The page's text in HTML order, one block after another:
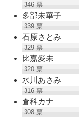
346票
多部未華子
339票
石原さとみ
329票
比嘉愛未
320票
水川あさみ
316票
倉科カナ
308票